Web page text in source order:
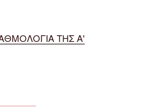
ΤΗΣ Α'